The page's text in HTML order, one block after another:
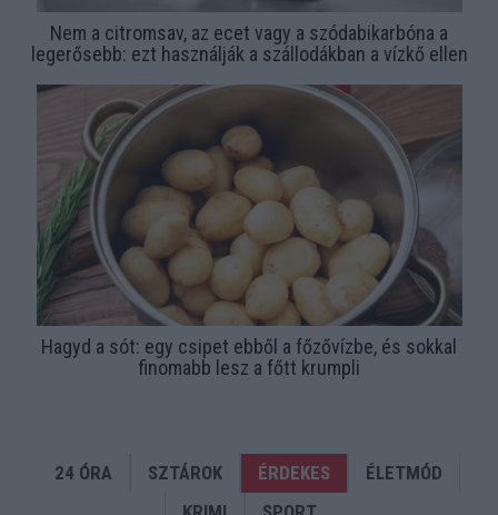
Nem a citromsav, az ecet vagy a szódabikarbóna a
legerősebb: ezt használják a szállodákban a vízkő ellen
Hagyd a sót: egy csipet ebből a főzővízbe, és sokkal
finomabb lesz a főtt krumpli
24 ÓRA SZTÁROK ÉRDEKES
ÉLETMÓD